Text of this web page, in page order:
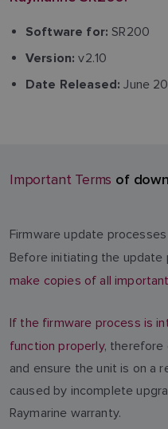
Software for:SR200
Version:v2.10
Date Released:June
Important Terms of
Firmware update
Before initiating the update
make copies of all
If the firmware process is
function properly, therefore
and ensure the unit is on a
caused by incomplete
Raymarine warranty.